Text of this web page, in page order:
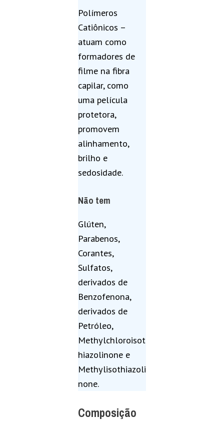
Polímeros
Catiônicos –
atuam como
formadores de
filme na fibra
capilar, como
uma película
protetora,
promovem
alinhamento,
brilho e
sedosidade.
Não tem
Glúten,
Parabenos,
Corantes,
Sulfatos,
derivados de
Benzofenona,
derivados de
Petróleo,
Methylchloroisot
hiazolinone e
Methylisothiazoli
none.
Composição